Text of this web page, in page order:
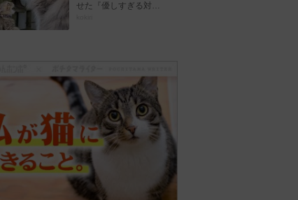
せた『優しすぎる対…